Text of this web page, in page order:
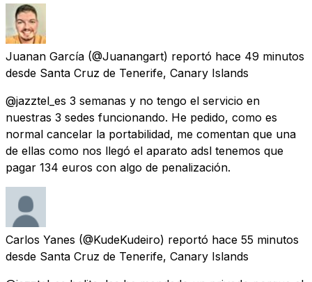
Juanan García (@Juanangart) reportó hace 49 minutos
desde Santa Cruz de Tenerife, Canary Islands
@jazztel_es 3 semanas y no tengo el servicio en
nuestras 3 sedes funcionando. He pedido, como es
normal cancelar la portabilidad, me comentan que una
de ellas como nos llegó el aparato adsl tenemos que
pagar 134 euros con algo de penalización.
Carlos Yanes (@KudeKudeiro) reportó hace 55 minutos
desde Santa Cruz de Tenerife, Canary Islands